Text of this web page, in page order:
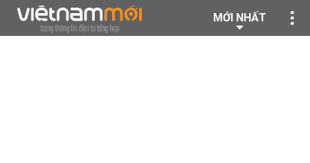
MỚI NHẤT